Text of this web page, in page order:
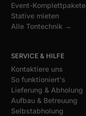
Event-Komplettpakete
Stative mieten
Alle Tontechnik →
SERVICE & HILFE
Kontaktiere uns
So funktioniert's
Lieferung & Abholung
Aufbau & Betreuung
Selbstabholung